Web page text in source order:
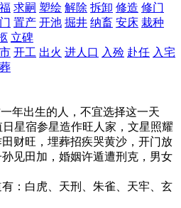
求嗣 塑绘 解除 拆卸 修造 修门
置产 开池 掘井 纳畜 安床 栽种
立碑
开工 出火 进人口 入殓 赴任 入宅
年出生的人，不宜选择这一天
星宿参星造作旺人家，文星照耀
财旺，埋葬招疾哭黄沙，开门放
见田加，婚姻许遁遭刑克，男女
：白虎、天刑、朱雀、天牢、玄